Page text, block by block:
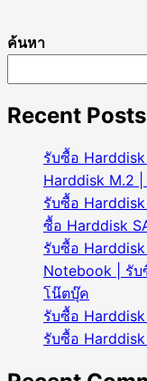
ออ
อิน
วัน|
รับ
ซื้อ
คอ
มอ
อล
อิน
วัน|
ค้นหา
Recent Posts
รับซื้อ
Harddisk M.2
รับซื้อ
ซื้อ Harddisk
รับซื้อ
Notebook | รั
โน๊ตบุ๊ค
รับซื้อ
รับซื้อ